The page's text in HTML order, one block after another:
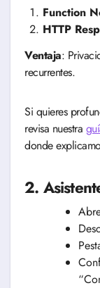
Function
HTTP
Ventaja:
recurrentes.
Si quieres
revisa nuestra
donde
2.